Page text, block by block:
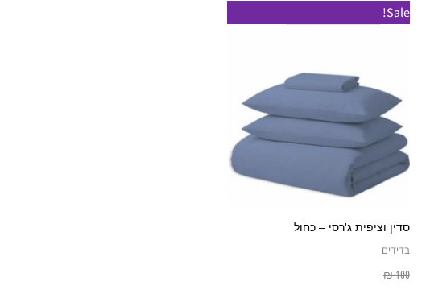
Sale!
סדין וציפית ג'רסי – כחול
בדידים
₪100
מספר
סוגים.